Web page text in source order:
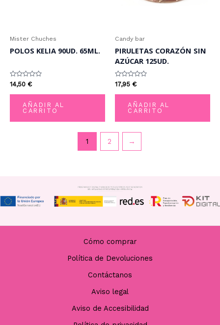
Mister Chuches
POLOS KELIA 90UD. 65ML.
Valorado
con
0
14,50 €
AÑADIR AL
CARRITO
Candy bar
PIRULETAS CORAZÓN SIN
AZÚCAR 125UD.
Valorado
con
0
17,95 €
AÑADIR AL
CARRITO
1 2 →
Cómo comprar
Política de Devoluciones
Contáctanos
Aviso legal
Aviso de Accesibilidad